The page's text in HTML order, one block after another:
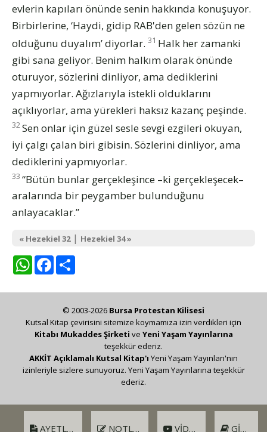
evlerin kapıları önünde senin hakkında konuşuyor.
Birbirlerine, ‘Haydi, gidip RAB'den gelen sözün ne
olduğunu duyalım’ diyorlar. 31 Halk her zamanki
gibi sana geliyor. Benim halkım olarak önünde
oturuyor, sözlerini dinliyor, ama dediklerini
yapmıyorlar. Ağızlarıyla istekli olduklarını
açıklıyorlar, ama yürekleri haksız kazanç peşinde.
32Sen onlar için güzel sesle sevgi ezgileri okuyan,
iyi çalgı çalan biri gibisin. Sözlerini dinliyor, ama
dediklerini yapmıyorlar.
33 “Bütün bunlar gerçekleşince –ki gerçekleşecek–
aralarında bir peygamber bulunduğunu
anlayacaklar.”
« Hezekiel 32| Hezekiel 34 »
WhatsAppFacebook
AYETLER NOTLAR VIDEO GIRIŞ
© 2003-2026 Bursa Protestan Kilisesi
Kutsal Kitap çevirisini sitemize koymamıza izin verdikleri için
Kitabı Mukaddes Şirketi ve Yeni Yaşam Yayınlarına
teşekkür ederiz.
AKKİT Açıklamalı Kutsal Kitap'ı Yeni Yaşam Yayınları'nın
izinleriyle sizlere sunuyoruz. Yeni Yaşam Yayınlarına teşekkür
ederiz.